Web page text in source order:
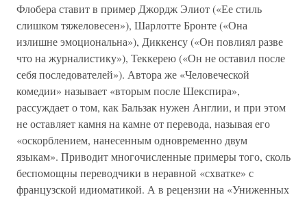
Флобера ставит в пример Джордж Элиот («Ее стиль
слишком тяжеловесен»), Шарлотте Бронте («Она
излишне эмоциональна»), Диккенсу («Он повлиял разве
что на журналистику»), Теккерею («Он не оставил после
себя последователей»). Автора же «Человеческой
комедии» называет «вторым после Шекспира»,
рассуждает о том, как Бальзак нужен Англии, и при этом
не оставляет камня на камне от перевода, называя его
«оскорблением, нанесенным одновременно двум
языкам». Приводит многочисленные примеры того, сколь
беспомощны переводчики в неравной «схватке» с
французской идиоматикой. А в рецензии на «Униженных